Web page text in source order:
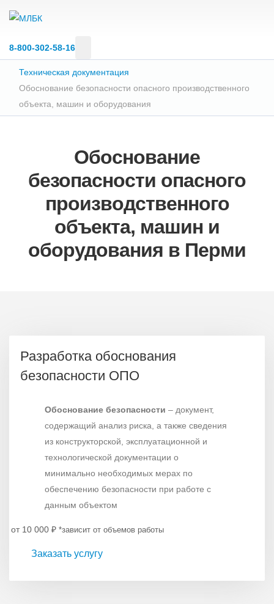
8‑800‑302‑58‑16
Техническая документация
Обоснование безопасности опасного производственного
объекта, машин и оборудования
Обоснование
безопасности опасного
производственного
объекта, машин и
оборудования в Перми
Разработка обоснования
безопасности ОПО
Обоснование безопасности – документ,
содержащий анализ риска, а также сведения
из конструкторской, эксплуатационной и
технологической документации о
минимально необходимых мерах по
обеспечению безопасности при работе с
данным объектом
от 10 000 ₽ *зависит от объемов работы
Заказать услугу